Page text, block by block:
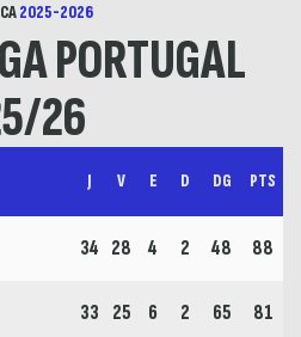
2025-2026
PORTUGAL
26
J V E D DG PTS
34 28 4 2 48 88
33 25 6 2 65 81